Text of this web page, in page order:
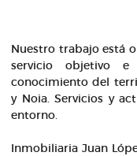
Nuestro trabajo está
servicio objetivo
conocimiento del
y Noia. Servicios y
entorno.
Inmobiliaria Juan